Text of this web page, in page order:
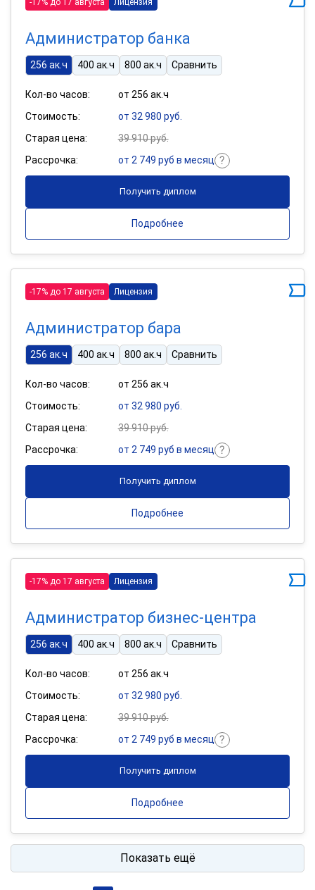
-17% до 17 августа Лицензия
Администратор банка
256 ак.ч 400 ак.ч 800 ак.ч Сравнить
Кол-во часов:
от 256 ак.ч
Стоимость:
от 32 980 руб.
Старая цена:
39 910 руб.
Рассрочка:
от 2 749 руб в месяц
Получить диплом
Подробнее
-17% до 17 августа Лицензия
Администратор бара
256 ак.ч 400 ак.ч 800 ак.ч Сравнить
Кол-во часов:
от 256 ак.ч
Стоимость:
от 32 980 руб.
Старая цена:
39 910 руб.
Рассрочка:
от 2 749 руб в месяц
Получить диплом
Подробнее
-17% до 17 августа Лицензия
Администратор бизнес-центра
256 ак.ч 400 ак.ч 800 ак.ч Сравнить
Кол-во часов:
от 256 ак.ч
Стоимость:
от 32 980 руб.
Старая цена:
39 910 руб.
Рассрочка:
от 2 749 руб в месяц
Получить диплом
Подробнее
Показать ещё